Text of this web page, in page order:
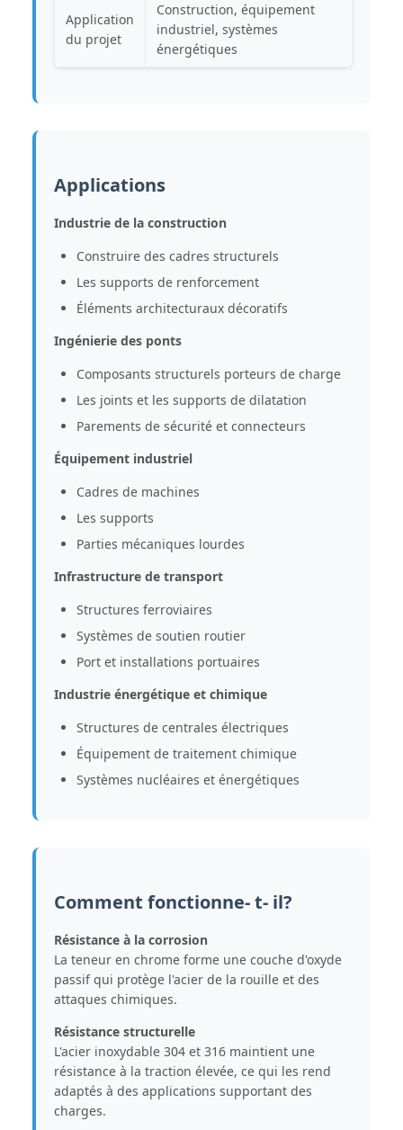
Application
du projet
Construction, équipement
industriel, systèmes
énergétiques
Applications
Industrie de la construction
Construire des cadres structurels
Les supports de renforcement
Éléments architecturaux décoratifs
Ingénierie des ponts
Composants structurels porteurs de charge
Les joints et les supports de dilatation
Parements de sécurité et connecteurs
Équipement industriel
Cadres de machines
Les supports
Parties mécaniques lourdes
Infrastructure de transport
Structures ferroviaires
Systèmes de soutien routier
Port et installations portuaires
Industrie énergétique et chimique
Structures de centrales électriques
Équipement de traitement chimique
Systèmes nucléaires et énergétiques
Comment fonctionne- t- il?
Résistance à la corrosion
La teneur en chrome forme une couche d'oxyde
passif qui protège l'acier de la rouille et des
attaques chimiques.
Résistance structurelle
L'acier inoxydable 304 et 316 maintient une
résistance à la traction élevée, ce qui les rend
adaptés à des applications supportant des
charges.